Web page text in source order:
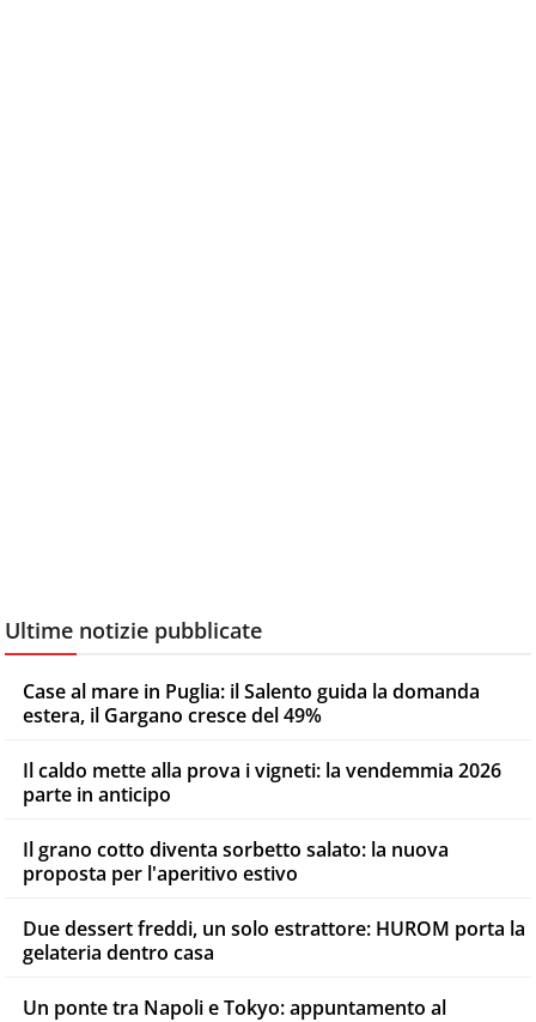
Ultime notizie pubblicate
Case al mare in Puglia: il Salento guida la domanda
estera, il Gargano cresce del 49%
Il caldo mette alla prova i vigneti: la vendemmia 2026
parte in anticipo
Il grano cotto diventa sorbetto salato: la nuova
proposta per l'aperitivo estivo
Due dessert freddi, un solo estrattore: HUROM porta la
gelateria dentro casa
Un ponte tra Napoli e Tokyo: appuntamento al